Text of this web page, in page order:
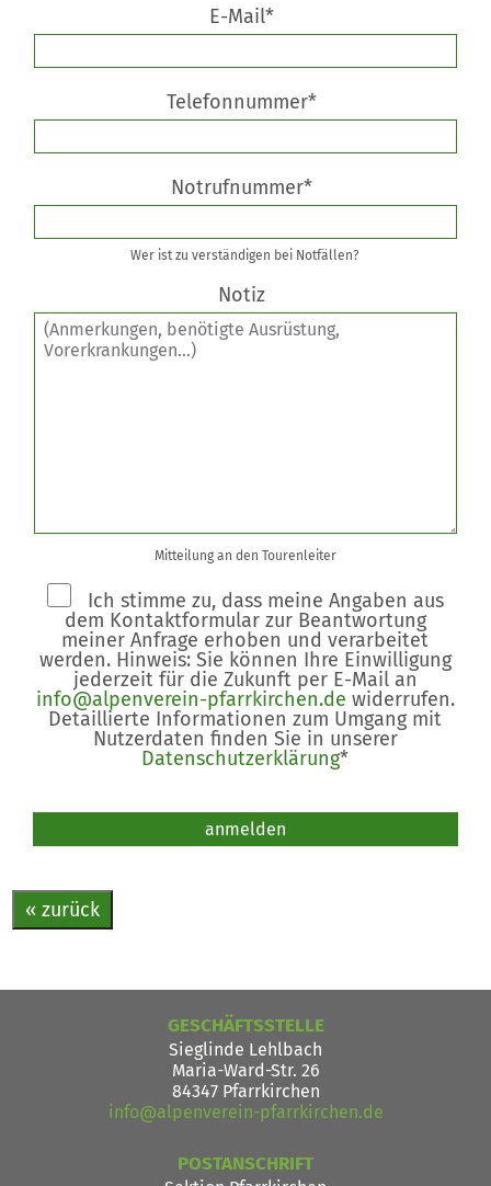
E-Mail*
Telefonnummer*
Notrufnummer*
Wer ist zu verständigen bei Notfällen?
Notiz
Mitteilung an den Tourenleiter
Ich stimme zu, dass meine Angaben aus
dem Kontaktformular zur Beantwortung
meiner Anfrage erhoben und verarbeitet
werden. Hinweis: Sie können Ihre Einwilligung
jederzeit für die Zukunft per E-Mail an
info@alpenverein-pfarrkirchen.de widerrufen.
Detaillierte Informationen zum Umgang mit
Nutzerdaten finden Sie in unserer
Datenschutzerklärung*
Bitte nicht ausfüllen.anmelden
« zurück
GESCHÄFTSSTELLE
Sieglinde Lehlbach
Maria-Ward-Str. 26
84347 Pfarrkirchen
info@alpenverein-pfarrkirchen.de
POSTANSCHRIFT